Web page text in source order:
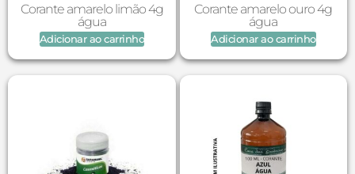
Corante amarelo limão 4g
água
Adicionar ao carrinho
Corante amarelo ouro 4g
água
Adicionar ao carrinho